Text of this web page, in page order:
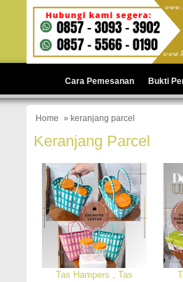
Cara Pemesanan Bukti
Home » keranjang parcel
Keranjang Parcel
Tas Hampers , Tas